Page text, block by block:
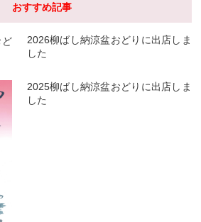
おすすめ記事
2026柳ばし納涼盆おどりに出店しま
した
2025柳ばし納涼盆おどりに出店しま
した